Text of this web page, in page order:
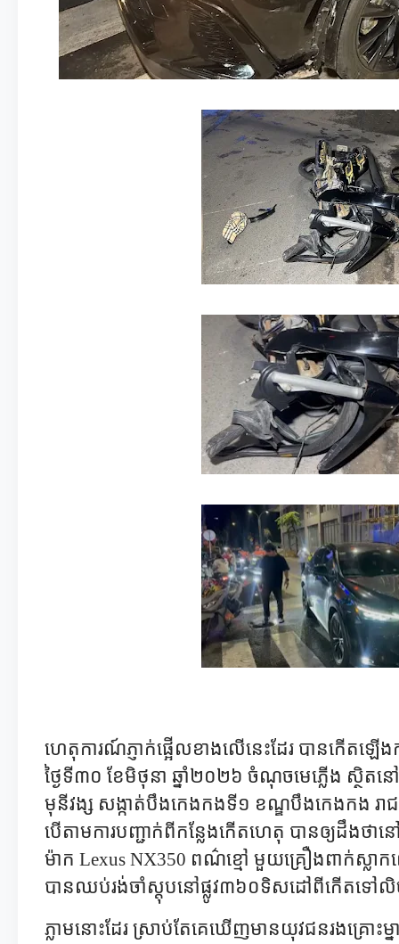
ហេតុការណ៍ភ្ញាក់ផ្អើលខាងលើនេះដែរ បានកើត
ថ្ងៃទី៣០ ខែមិថុនា ឆ្នាំ២០២៦ ចំណុចមេភ្លើង ស្ថិតន
មុនីវង្ស សង្កាត់បឹងកេងកងទី១ ខណ្ឌបឹងកេងកង រា
បើតាមការបញ្ជាក់ពីកន្លែងកើតហេតុ បានឲ្យដឹងថ
ម៉ាក Lexus NX350 ពណ៌ខ្មៅ មួយគ្រឿងពាក់ស្លាក
បានឈប់រង់ចាំស្តុបនៅផ្លូវ៣៦០ទិសដៅពីកើតទៅ
ភ្លាមនោះដែរ ស្រាប់តែគេឃើញមានយុវជនរងគ្រោះ